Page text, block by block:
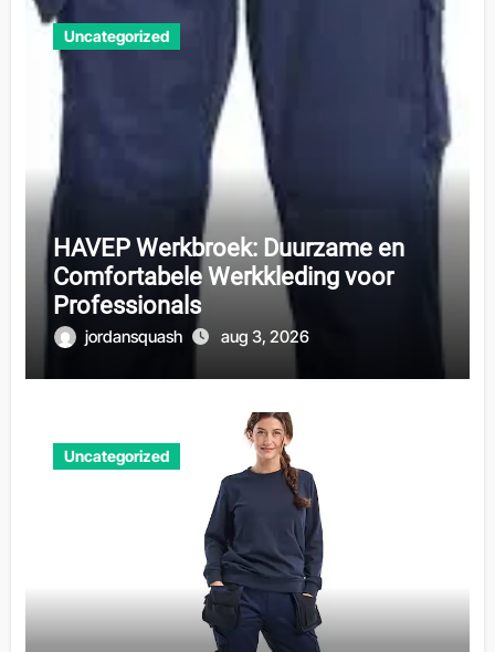
Uncategorized
HAVEP Werkbroek: Duurzame en
Comfortabele Werkkleding voor
Professionals
jordansquash aug 3, 2026
Uncategorized